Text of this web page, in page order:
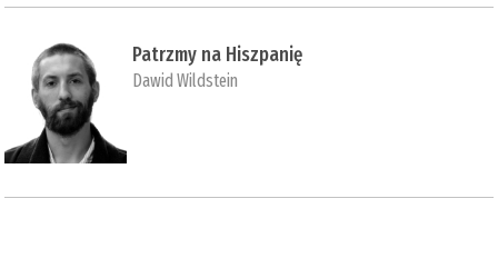
Patrzmy na Hiszpanię
Dawid Wildstein